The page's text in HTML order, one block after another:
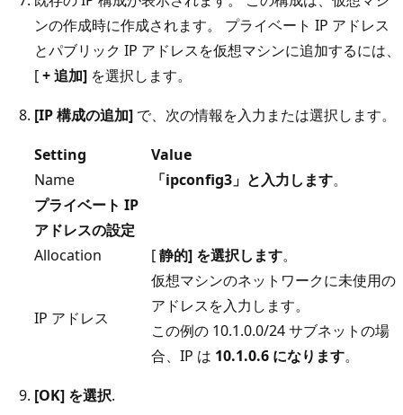
ンの作成時に作成されます。 プライベート IP アドレス
とパブリック IP アドレスを仮想マシンに追加するには、
[+ 追加] を選択します。
[IP 構成の追加] で、次の情報を入力または選択します。
Setting
Value
Name
「ipconfig3」と入力します。
プライベート IP
アドレスの設定
Allocation
[静的] を選択します。
IP アドレス
仮想マシンのネットワークに未使用の
アドレスを入力します。
この例の 10.1.0.0/24 サブネットの場
合、IP は 10.1.0.6 になります。
[OK] を選択.